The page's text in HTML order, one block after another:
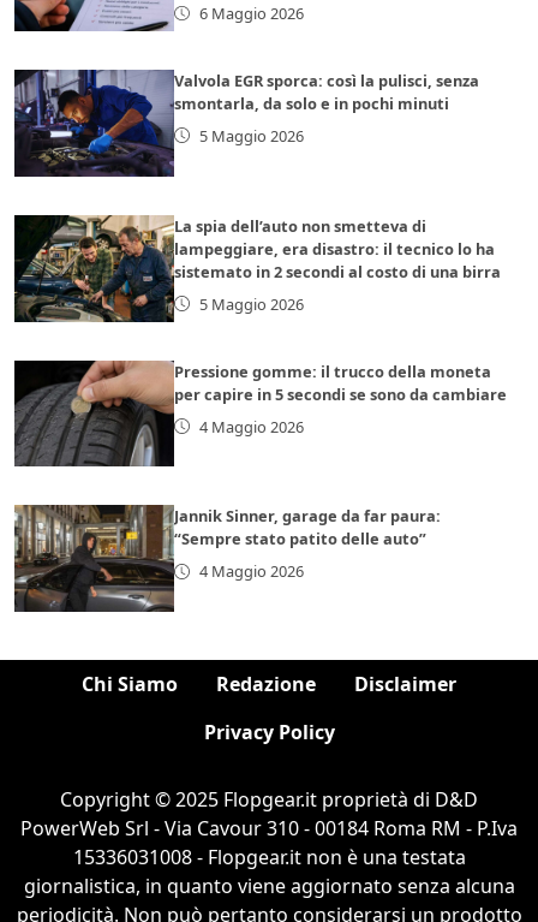
6 Maggio 2026
Valvola EGR sporca: così la pulisci, senza
smontarla, da solo e in pochi minuti
5 Maggio 2026
La spia dell’auto non smetteva di
lampeggiare, era disastro: il tecnico lo ha
sistemato in 2 secondi al costo di una birra
5 Maggio 2026
Pressione gomme: il trucco della moneta
per capire in 5 secondi se sono da cambiare
4 Maggio 2026
Jannik Sinner, garage da far paura:
“Sempre stato patito delle auto”
4 Maggio 2026
Chi Siamo Redazione
Disclaimer
Privacy Policy
Copyright © 2025 Flopgear.it proprietà di D&D
PowerWeb Srl - Via Cavour 310 - 00184 Roma RM - P.Iva
15336031008 - Flopgear.it non è una testata
giornalistica, in quanto viene aggiornato senza alcuna
periodicità. Non può pertanto considerarsi un prodotto